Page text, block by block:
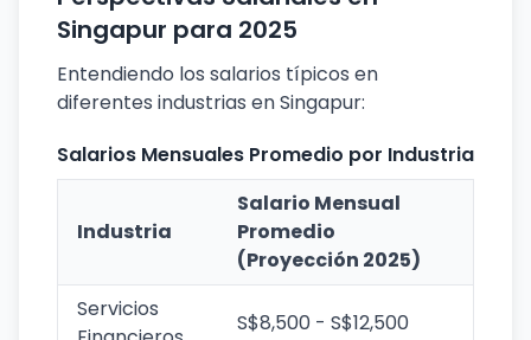
Singapur para 2025
Entendiendo los salarios típicos en
diferentes industrias en Singapur:
Salarios Mensuales Promedio por Industria
Industria
Salario Mensual
Promedio
(Proyección 2025)
Servicios
S$8,500 - S$12,500